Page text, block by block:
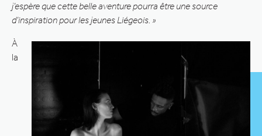
j’espère que cette belle aventure pourra être une source
d’inspiration pour les jeunes Liégeois. »
À
la